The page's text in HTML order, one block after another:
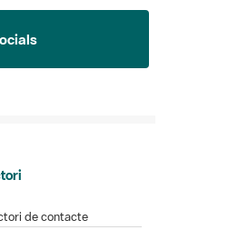
de contacte